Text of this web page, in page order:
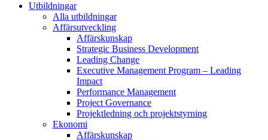
Utbildningar
Alla utbildningar
Affärsutveckling
Affärskunskap
Strategic Business Development
Leading Change
Executive Management Program – Leading
Impact
Performance Management
Project Governance
Projektledning och projektstyrning
Ekonomi
Affärskunskap